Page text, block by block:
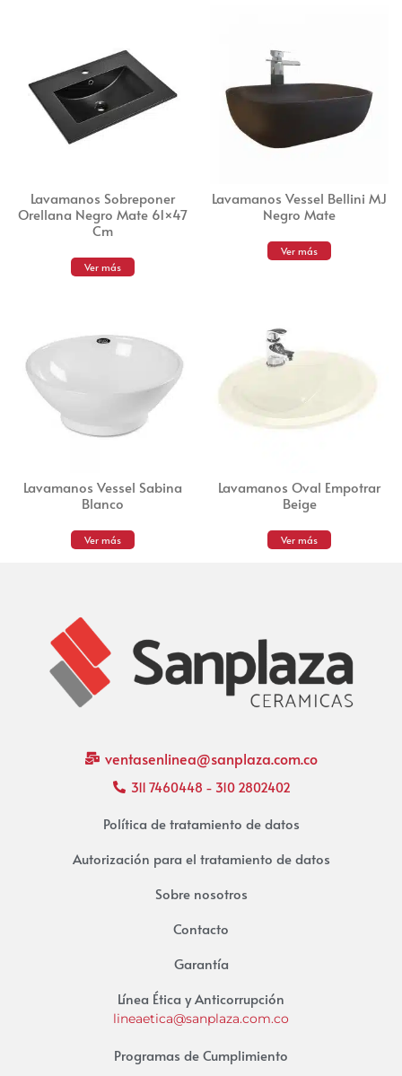
Lavamanos Sobreponer
Orellana Negro Mate 61×47
Cm
Ver más
Lavamanos Vessel Bellini MJ
Negro Mate
Ver más
Lavamanos Vessel Sabina
Blanco
Ver más
Lavamanos Oval Empotrar
Beige
Ver más
ventasenlinea@sanplaza.com.co
311 7460448 - 310 2802402
Política de tratamiento de datos
Autorización para el tratamiento de datos
Sobre nosotros
Contacto
Garantía
Línea Ética y Anticorrupción
lineaetica@sanplaza.com.co
Programas de Cumplimiento